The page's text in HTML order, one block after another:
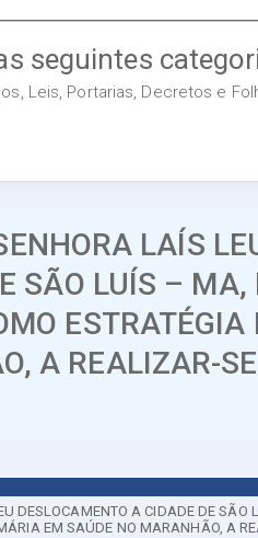
seguintes
Leis, Portarias, Decretos e
LAÍS
SÃO LUÍS –
A REALIZAR-
DESLOCAMENTO A CIDADE DE SÃO
EM SAÚDE NO MARANHÃO, A